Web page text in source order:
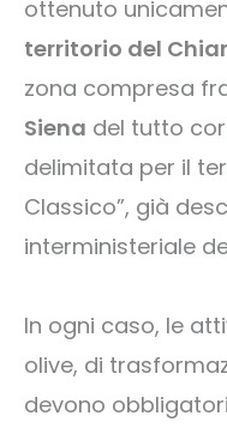
ottenuto
territorio del
zona compresa
Siena del tutto
delimitata per il
Classico”, già
interministeriale
In ogni caso, le
olive, di
devono